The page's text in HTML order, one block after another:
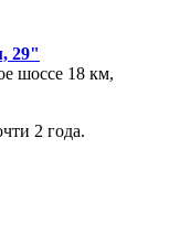
29"
шоссе 18 км,
2 года.